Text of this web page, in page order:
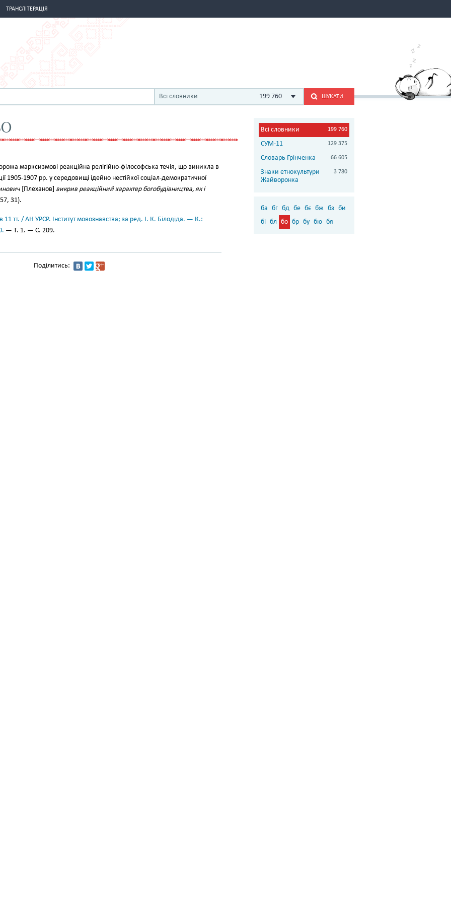
ТРАНСЛІТЕРАЦІЯ
Всі словники 199 760 ШУКАТИ
марксизмові реакційна релігійно-філософська течія, що виникла в
1905-1907 рр. у середовищі ідейно нестійкої соціал-демократичної
[Плеханов] викрив реакційний характер богобудівництва, як і
31).
11 тт. / АН УРСР. Інститут мовознавства; за ред. І. К. Білодіда. — К.:
— Т. 1. — С. 209.
Поділитись:
Всі словники 199 760
СУМ-11 129 375
Словарь Грінченка 66 605
Знаки етнокультури
Жайворонка
3 780
ба бг бд бе бє бж бз би
бі бл бо бр бу бю бя